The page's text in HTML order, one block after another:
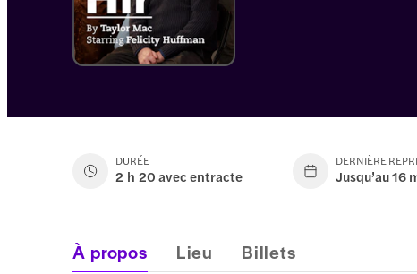
DURÉE
2 h 20 avec entracte
DERNIÈRE
Jusqu’au 16
À propos Lieu Billets